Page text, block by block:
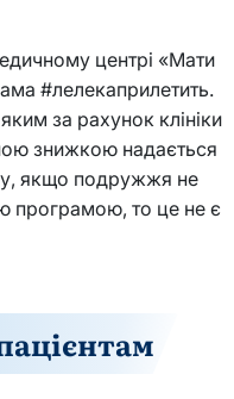
центрі «Мати
#лелекаприлетить.
за рахунок клініки
знижкою надається
якщо подружжя не
програмою, то це не є